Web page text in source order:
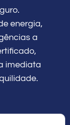
energia,
a
imediata